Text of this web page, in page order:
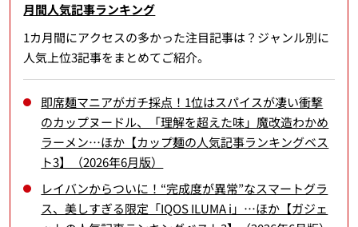
月間人気記事ランキング
1カ月間にアクセスの多かった注目記事は？ジャンル別に
人気上位3記事をまとめてご紹介。
即席麺マニアがガチ採点！1位はスパイスが凄い衝撃
のカップヌードル、「理解を超えた味」魔改造わかめ
ラーメン…ほか【カップ麺の人気記事ランキングベス
ト3】（2026年6月版）
レイバンからついに！“完成度が異常”なスマートグラ
ス、美しすぎる限定「IQOS ILUMA i」…ほか【ガジェ